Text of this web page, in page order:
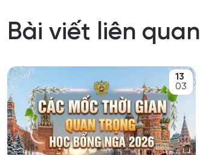
Bài viết liên quan
13
03